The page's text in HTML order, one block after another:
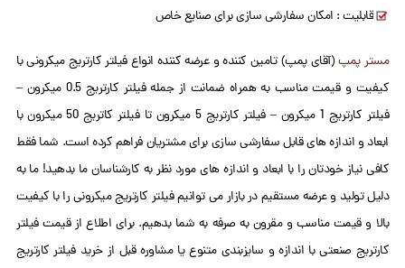
قابلیت : امکان سفارشی سازی برای صنایع خاص
مستر پمپ(آقای پمپ) تامین کننده و عرضه کننده انواع فیلتر کارتریج میکرونی با
کیفیت و قیمت مناسب به همراه ضمانت از جمله فیلتر کارتریج 0.5 میکرون –
فیلتر کارتریج 1 میکرون – فیلتر کارتریج 5 میکرون تا فیلتر کاتریج 50 میکرون با
ابعاد و اندازه های قابل سفارشی سازی برای مشتریان فراهم کرده است. شما فقط
کافی نیاز خودتان را با ابعاد و اندازه های مورد نظر به کارشناسان ما بدهید! ما به
دلیل تولید و عرضه مستقیم در بازار می توانیم فیلتر کارتریج میکرونی را با کیفیت
بالا و قیمت مناسب و مقرون به صرفه به شما بدهیم. برای اطلاع از قیمت فیلتر
کارتریج صنعتی با اندازه و سایزبندی متنوع یا مشاوره قبل از خرید فیلتر کارتریج